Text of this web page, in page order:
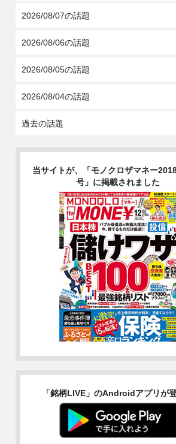
2026/08/07の話題
2026/08/06の話題
2026/08/05の話題
2026/08/04の話題
過去の話題
当サイトが、「モノクロザマネー
号」に掲載されました
「銘柄LIVE」のAndroidアプリが